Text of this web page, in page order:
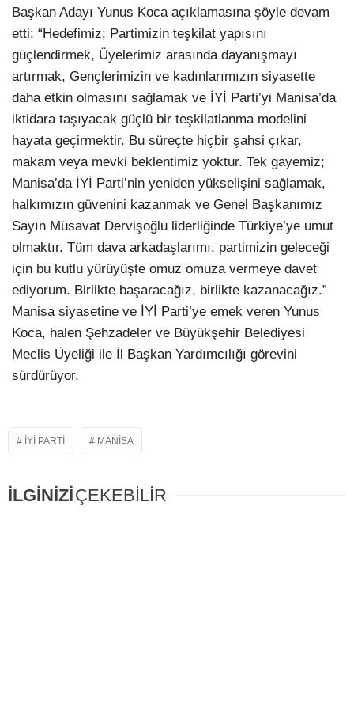
Başkan Adayı Yunus Koca açıklamasına şöyle devam
etti: “Hedefimiz; Partimizin teşkilat yapısını
güçlendirmek, Üyelerimiz arasında dayanışmayı
artırmak, Gençlerimizin ve kadınlarımızın siyasette
daha etkin olmasını sağlamak ve İYİ Parti’yi Manisa’da
iktidara taşıyacak güçlü bir teşkilatlanma modelini
hayata geçirmektir. Bu süreçte hiçbir şahsi çıkar,
makam veya mevki beklentimiz yoktur. Tek gayemiz;
Manisa’da İYİ Parti’nin yeniden yükselişini sağlamak,
halkımızın güvenini kazanmak ve Genel Başkanımız
Sayın Müsavat Dervişoğlu liderliğinde Türkiye’ye umut
olmaktır. Tüm dava arkadaşlarımı, partimizin geleceği
için bu kutlu yürüyüşte omuz omuza vermeye davet
ediyorum. Birlikte başaracağız, birlikte kazanacağız.”
Manisa siyasetine ve İYİ Parti’ye emek veren Yunus
Koca, halen Şehzadeler ve Büyükşehir Belediyesi
Meclis Üyeliği ile İl Başkan Yardımcılığı görevini
sürdürüyor.
İYİ PARTI MANISA
İLGİNİZİÇEKEBİLİR